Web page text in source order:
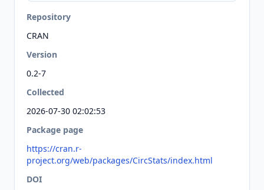
Repository
CRAN
Version
0.2-7
Collected
2026-07-30 02:02:53
Package page
https://cran.r-
project.org/web/packages/CircStats/index.html
DOI